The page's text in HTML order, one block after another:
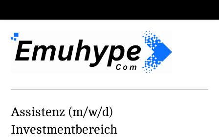
Assistenz (m/w/d)
Investmentbereich